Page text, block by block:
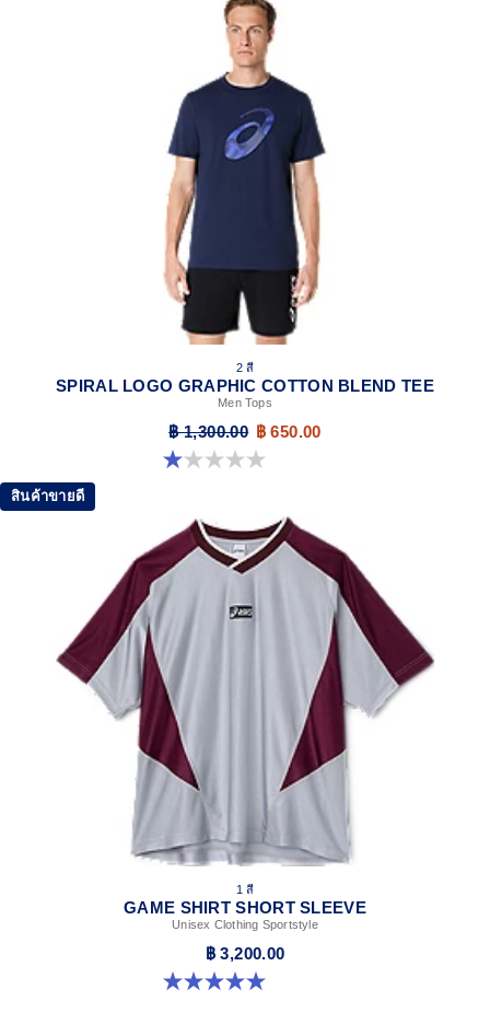
2 สี
SPIRAL LOGO GRAPHIC COTTON BLEND TEE
Men Tops
฿ 1,300.00 ฿ 650.00
1.0 จาก 5 ดาว 1 รีวิว
สินค้าขายดี
1 สี
GAME SHIRT SHORT SLEEVE
Unisex Clothing Sportstyle
฿ 3,200.00
5.0 จาก 5 ดาว 1 รีวิว